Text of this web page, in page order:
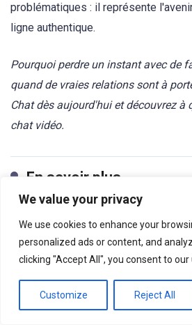
We value your privacy
We use cookies to enhance your
personalized ads or content, and
clicking "Accept All", you consent to our
Customize Reject All
problématiques : il représente
ligne authentique.
Pourquoi perdre un instant avec de
quand de vraies relations sont à
Chat dès aujourd'hui et découvrez à
chat vidéo.
En savoir plus